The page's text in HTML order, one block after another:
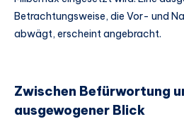
Betrachtungsweise, die Vor- und
abwägt, erscheint angebracht.
Zwischen Befürwortung
ausgewogener Blick